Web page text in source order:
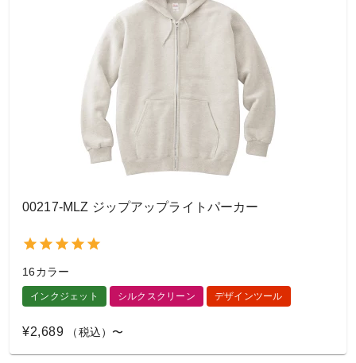
00217-MLZ ジップアップライトパーカー
16カラー
インクジェット シルクスクリーン デザインツール
¥2,689 （税込）〜